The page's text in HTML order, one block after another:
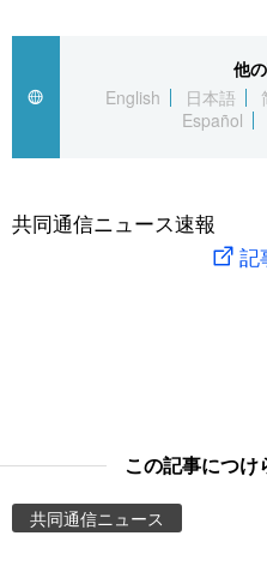
スポーツ・東京2020
Topics
Images
他
English
日本語
Español
共同通信ニュース速報
記
この記事につけ
共同通信ニュース